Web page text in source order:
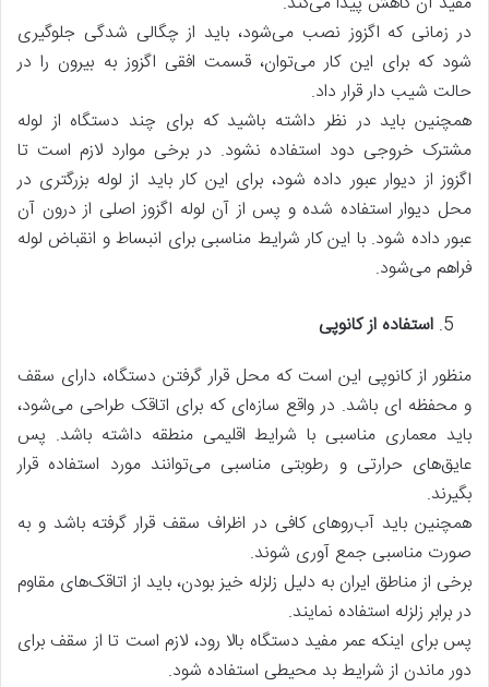
در زمانی که اگزوز نصب می‌شود، باید از چگالی شدگی جلوگیری
شود که برای این کار می‌توان، قسمت افقی اگزوز به بیرون را در
حالت شیب دار قرار داد.
همچنین باید در نظر داشته باشید که برای چند دستگاه از لوله
مشترک خروجی دود استفاده نشود. در برخی موارد لازم است تا
اگزوز از دیوار عبور داده شود، برای این کار باید از لوله بزرگتری در
محل دیوار استفاده شده و پس از آن لوله اگزوز اصلی از درون آن
عبور داده شود. با این کار شرایط مناسبی برای انبساط و انقباض لوله
فراهم می‌شود.
استفاده از کانوپی
منظور از کانوپی این است که محل قرار گرفتن دستگاه، دارای سقف
و محفظه ای باشد. در واقع سازه‌ای که برای اتاقک طراحی می‌شود،
باید معماری مناسبی با شرایط اقلیمی منطقه داشته باشد. پس
عایق‌های حرارتی و رطوبتی مناسبی می‌توانند مورد استفاده قرار
بگیرند.
همچنین باید آب‌روهای کافی در اظراف سقف قرار گرفته باشد و به
صورت مناسبی جمع آوری شوند.
برخی از مناطق ایران به دلیل زلزله خیز بودن، باید از اتاقک‌های مقاوم
در برابر زلزله استفاده نمایند.
پس برای اینکه عمر مفید دستگاه بالا رود، لازم است تا از سقف برای
دور ماندن از شرایط بد محیطی استفاده شود.